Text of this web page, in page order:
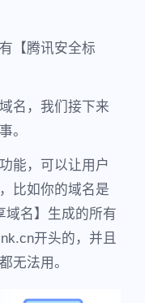
【腾讯安全标
名，我们接下来
。
能，可以让用户
比如你的域名是
域名】生成的所有
开头的，并且
无法用。